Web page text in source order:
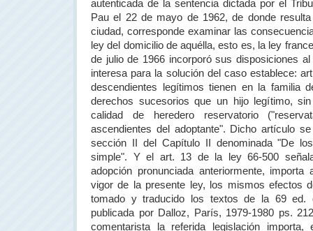
autenticada de la sentencia dictada por el
Pau el 22 de mayo de 1962, de donde
ciudad, corresponde examinar las
ley del domicilio de aquélla, esto es, la ley
de julio de 1966 incorporó sus disposiciones
interesa para la solución del caso establece:
descendientes legítimos tienen en la familia
derechos sucesorios que un hijo legítimo,
calidad de heredero reservatorio
ascendientes del adoptante". Dicho artículo
sección II del Capítulo II denominada "De
simple". Y el art. 13 de la ley 66-500
adopción pronunciada anteriormente,
vigor de la presente ley, los mismos efectos
tomado y traducido los textos de la 69 ed.
publicada por Dalloz, París, 1979-1980 ps.
comentarista la referida legislación importa,